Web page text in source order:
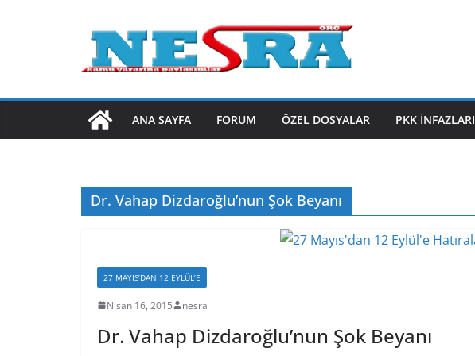
ANA SAYFA FORUM ÖZEL DOSYALAR PKK İNFAZLARI
Dr. Vahap Dizdaroğlu’nun Şok Beyanı
27 MAYIS’DAN 12 EYLÜL’E
Nisan 16, 2015 nesra
Dr. Vahap Dizdaroğlu’nun Şok Beyanı